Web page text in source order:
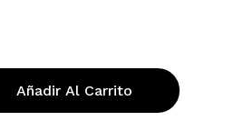
Añadir Al Carrito